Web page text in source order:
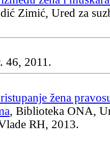
Zimić, Ured za
46, 2011.
žena
, Biblioteka ONA,
RH, 2013.